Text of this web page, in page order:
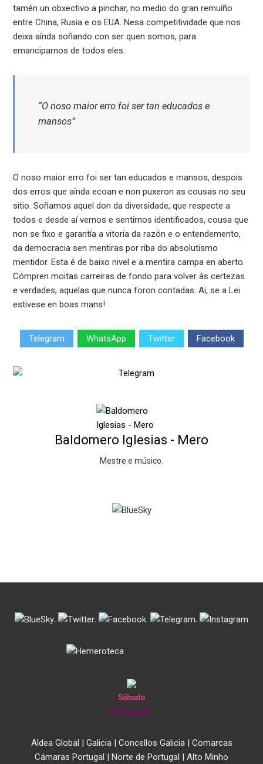
tamén un obxectivo a pinchar, no medio do gran remuíño
entre China, Rusia e os EUA. Nesa competitividade que nos
deixa aínda soñando con ser quen somos, para
emanciparnos de todos eles.
“O noso maior erro foi ser tan educados e
mansos”
O noso maior erro foi ser tan educados e mansos, despois
dos erros que aínda ecoan e non puxeron as cousas no seu
sitio. Soñamos aquel don da diversidade, que respecte a
todos e desde aí vernos e sentirnos identificados, cousa que
non se fixo e garantía a vitoria da razón e o entendemento,
da democracia sen mentiras por riba do absolutismo
mentidor. Esta é de baixo nivel e a mentira campa en aberto.
Cómpren moitas carreiras de fondo para volver ás certezas
e verdades, aquelas que nunca foron contadas. Ai, se a Lei
estivese en boas mans!
Telegram WhatsApp Twitter Facebook
Baldomero Iglesias - Mero
Mestre e músico.
. . . .
Sábado
8 de Agosto
Aldea Global | Galicia| Concellos Galicia| Comarcas
Cámaras Portugal | Norte de Portugal | Alto Minho